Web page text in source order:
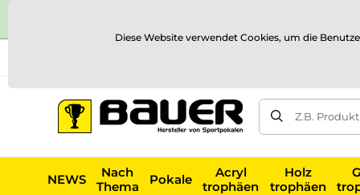
Z.B.
NEWS
Nach
Thema
Pokale
Acryl
trophäen
Holz
trophäen
Diese Website verwendet Cookies, um die